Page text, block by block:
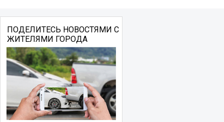
ПОДЕЛИТЕСЬ НОВОСТЯМИ С
ЖИТЕЛЯМИ ГОРОДА